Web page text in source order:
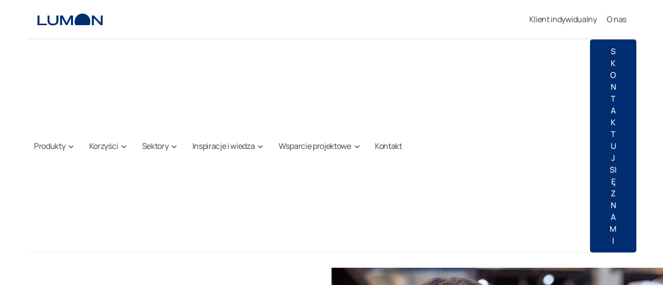
Klient indywidualny O nas
Produkty Korzyści Sektory Inspiracje i wiedza Wsparcie projektowe Kontakt
S
K
O
N
T
A
K
T
U
J
SI
Ę
Z
N
A
M
I